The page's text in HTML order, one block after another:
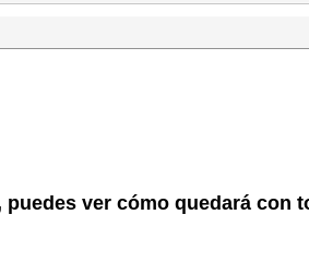
ver cómo quedará con